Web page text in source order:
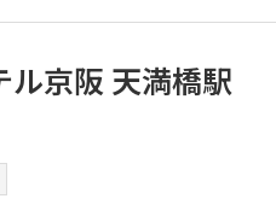
京阪 天満橋駅